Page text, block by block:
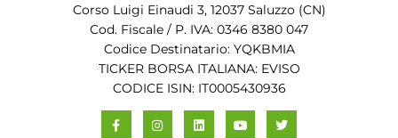
Corso Luigi Einaudi 3, 12037 Saluzzo (CN)
Cod. Fiscale / P. IVA: 0346 8380 047
Codice Destinatario: YQKBMIA
TICKER BORSA ITALIANA: EVISO
CODICE ISIN: IT0005430936